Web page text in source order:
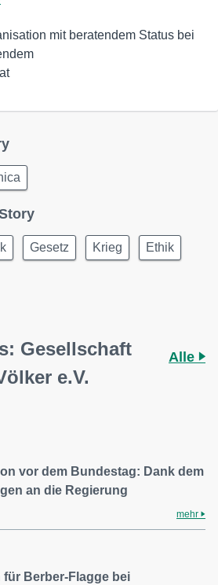
mit beratendem Status bei
Gesetz Krieg Ethik
Gesellschaft
e.V.
Alle
vor dem Bundestag: Dank dem
an die Regierung
mehr
Berber-Flagge bei